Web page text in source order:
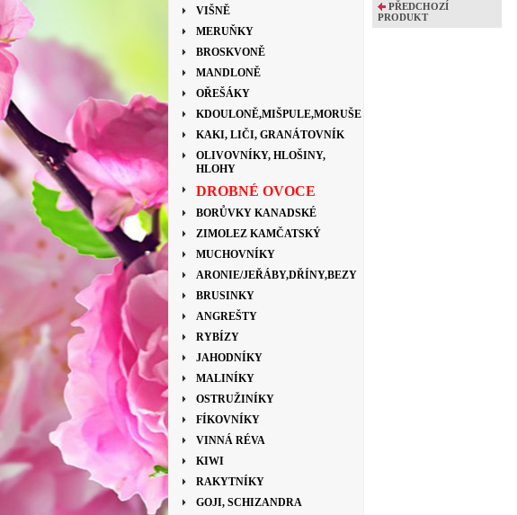
VIŠNĚ
MERUŇKY
BROSKVONĚ
MANDLONĚ
OŘEŠÁKY
KDOULONĚ,MIŠPULE,MORUŠE
KAKI, LIČI, GRANÁTOVNÍK
OLIVOVNÍKY, HLOŠINY,
HLOHY
DROBNÉ OVOCE
BORŮVKY KANADSKÉ
ZIMOLEZ KAMČATSKÝ
MUCHOVNÍKY
ARONIE/JEŘÁBY,DŘÍNY,BEZY
BRUSINKY
ANGREŠTY
RYBÍZY
JAHODNÍKY
MALINÍKY
OSTRUŽINÍKY
FÍKOVNÍKY
VINNÁ RÉVA
KIWI
RAKYTNÍKY
GOJI, SCHIZANDRA
PŘEDCHOZÍ
PRODUKT